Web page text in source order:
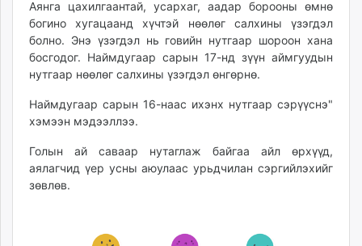
Аянга цахилгаантай, усархаг, аадар борооны өмнө
богино хугацаанд хүчтэй нөөлөг салхины үзэгдэл
болно. Энэ үзэгдэл нь говийн нутгаар шороон хана
босгодог. Наймдугаар сарын 17-нд зүүн аймгуудын
нутгаар нөөлөг салхины үзэгдэл өнгөрнө.
Наймдугаар сарын 16-наас ихэнх нутгаар сэрүүснэ"
хэмээн мэдээллээ.
Голын ай саваар нутаглаж байгаа айл өрхүүд,
аялагчид үер усны аюулаас урьдчилан сэргийлэхийг
зөвлөв.